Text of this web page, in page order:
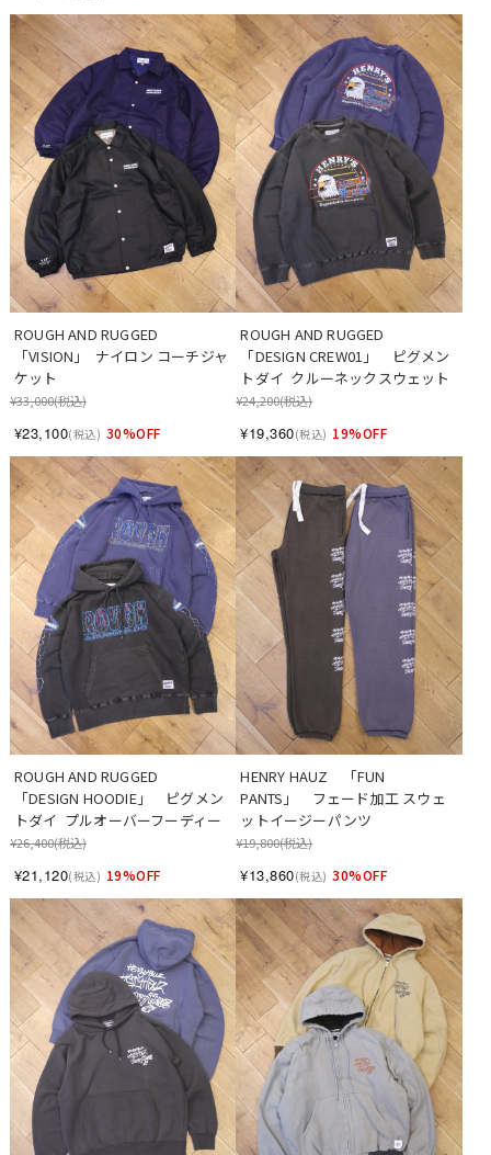
ROUGH AND RUGGED
「VISION」  ナイロン コーチジャ
ケット
¥33,000(税込)
¥23,100(税込) 30%OFF
ROUGH AND RUGGED
「DESIGN CREW01」　ピグメン
トダイ  クルーネックスウェット
¥24,200(税込)
¥19,360(税込) 19%OFF
ROUGH AND RUGGED
「DESIGN HOODIE」　ピグメン
トダイ  プルオーバーフーディー
¥26,400(税込)
¥21,120(税込) 19%OFF
HENRY HAUZ　「FUN
PANTS」　フェード加工 スウェ
ットイージーパンツ
¥19,800(税込)
¥13,860(税込) 30%OFF